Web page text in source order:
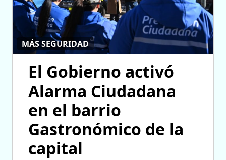
MÁS SEGURIDAD
El Gobierno activó
Alarma Ciudadana
en el barrio
Gastronómico de la
capital